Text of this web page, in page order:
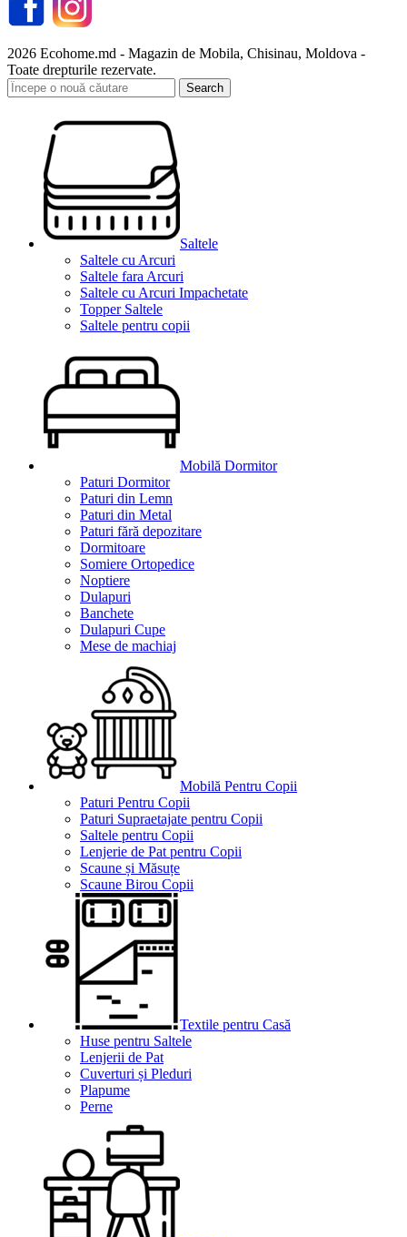
2026 Ecohome.md - Magazin de Mobila, Chisinau, Moldova -
Toate drepturile rezervate.
Search
Saltele
Saltele cu Arcuri
Saltele fara Arcuri
Saltele cu Arcuri Impachetate
Topper Saltele
Saltele pentru copii
Mobilă Dormitor
Paturi Dormitor
Paturi din Lemn
Paturi din Metal
Paturi fără depozitare
Dormitoare
Somiere Ortopedice
Noptiere
Dulapuri
Banchete
Dulapuri Cupe
Mese de machiaj
Mobilă Pentru Copii
Paturi Pentru Copii
Paturi Supraetajate pentru Copii
Saltele pentru Copii
Lenjerie de Pat pentru Copii
Scaune și Măsuțe
Scaune Birou Copii
Textile pentru Casă
Huse pentru Saltele
Lenjerii de Pat
Cuverturi și Pleduri
Plapume
Perne